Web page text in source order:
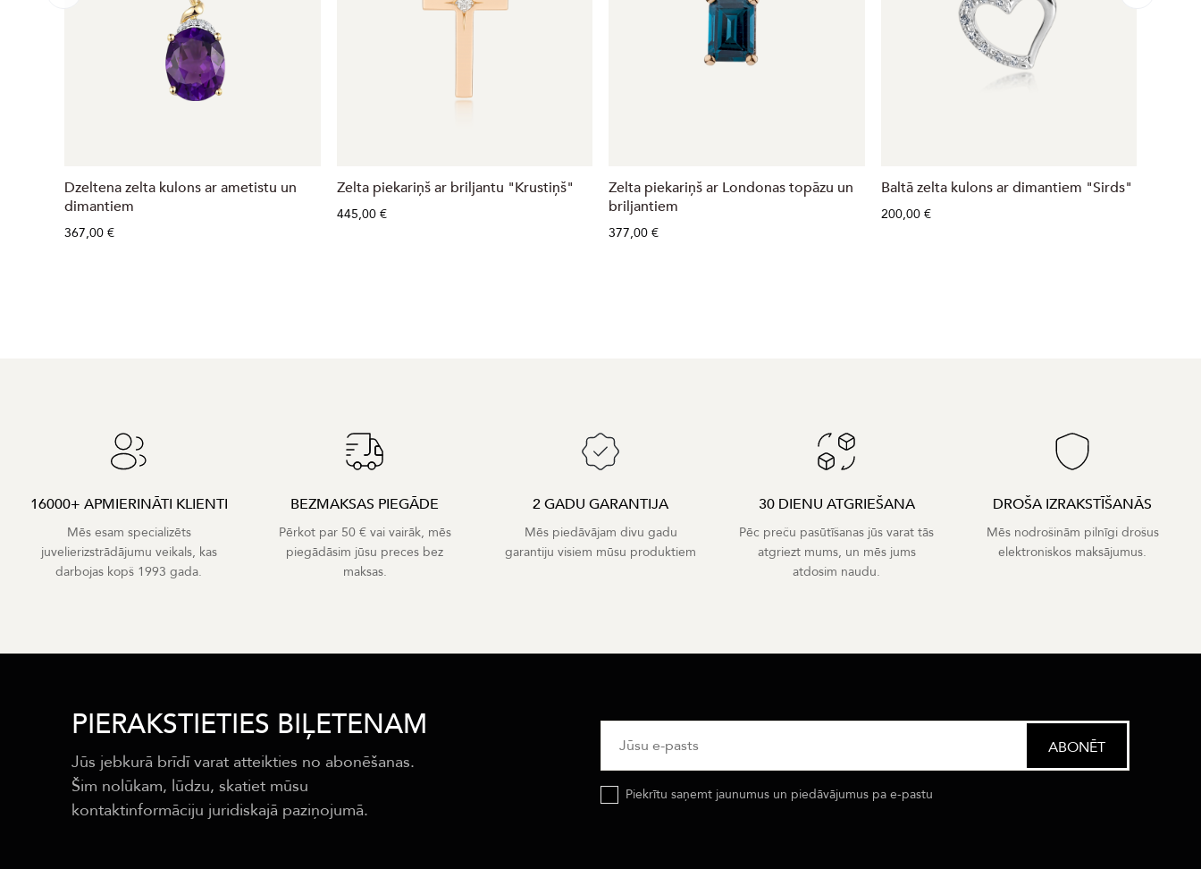
Dzeltena zelta kulons ar ametistu un
dimantiem
367,00 €
Zelta piekariņš ar briljantu "Krustiņš"
445,00 €
Zelta piekariņš ar Londonas topāzu un
briljantiem
377,00 €
Baltā zelta kulons ar dimantiem "Sirds"
200,00 €
16000+ APMIERINĀTI KLIENTI
Mēs esam specializēts
juvelierizstrādājumu veikals, kas
darbojas kopš 1993 gada.
BEZMAKSAS PIEGĀDE
Pērkot par 50 € vai vairāk, mēs
piegādāsim jūsu preces bez
maksas.
2 GADU GARANTIJA
Mēs piedāvājam divu gadu
garantiju visiem mūsu produktiem
30 DIENU ATGRIEŠANA
Pēc preču pasūtīšanas jūs varat tās
atgriezt mums, un mēs jums
atdosim naudu.
DROŠA IZRAKSTĪŠANĀS
Mēs nodrošinām pilnīgi drošus
elektroniskos maksājumus.
PIERAKSTIETIES BIĻETENAM
Jūs jebkurā brīdī varat atteikties no abonēšanas.
Šim nolūkam, lūdzu, skatiet mūsu
kontaktinformāciju juridiskajā paziņojumā.
Piekrītu saņemt jaunumus un piedāvājumus pa e-pastu